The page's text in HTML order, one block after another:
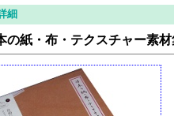
細
の紙・布・テクスチャー素